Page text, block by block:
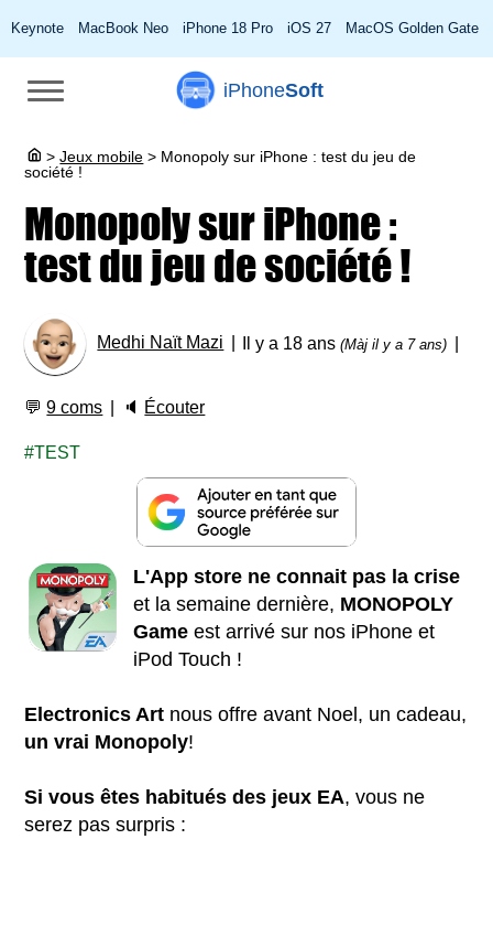
Keynote MacBook Neo iPhone 18 Pro iOS 27 MacOS Golden Gate
iPhoneSoft
> Jeux mobile > Monopoly sur iPhone : test du jeu de
société !
Monopoly sur iPhone :
test du jeu de société !
Medhi Naït Mazi Il y a 18 ans(Màj il y a 7 ans)
💬9 coms 🔈 Écouter
TEST
L'App store ne connait pas la crise
et la semaine dernière, MONOPOLY
Game est arrivé sur nos iPhone et
iPod Touch !
Electronics Art nous offre avant Noel, un cadeau,
un vrai Monopoly!
Si vous êtes habitués des jeux EA, vous ne
serez pas surpris :